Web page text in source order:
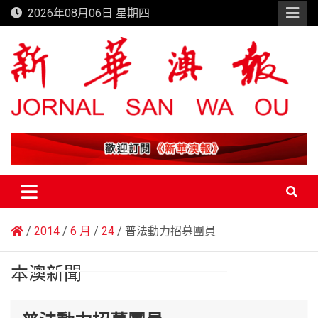
Skip
to
content
2026年08月06日 星期四
新華澳報
2014 6 月 24 普法動力招募團員
本澳新聞